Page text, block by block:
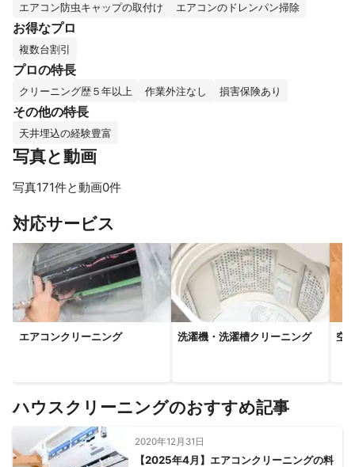
エアコン防虫キャップの取付け
エアコンのドレンパン掃除
お得なプロ
複数台割引
プロの特長
クリーニング歴５年以上 作業外注なし 損害保険あり
その他の特長
天井埋込の経験豊富
写真と動画
写真171件と動画0件
対応サービス
エアコンクリーニング 洗濯機・洗濯槽クリーニング 空
ハウスクリーニングのおすすめ記事
2020年12月31日
【2025年4月】エアコンクリーニングの料